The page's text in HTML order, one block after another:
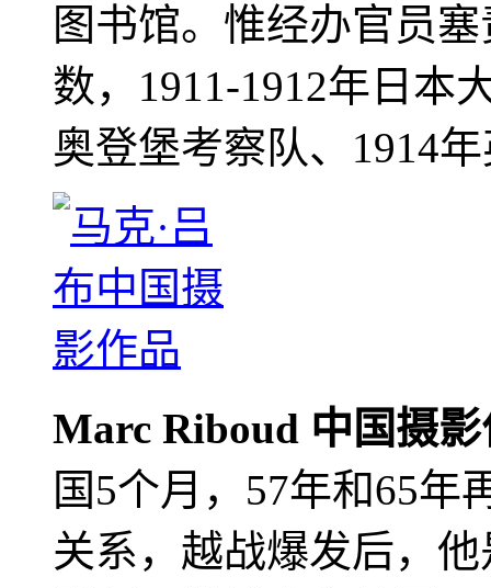
图书馆。惟经办官员
数，1911-1912年日本
奥登堡考察队、1914
Marc Riboud 中国摄
国5个月，57年和65年
关系，越战爆发后，